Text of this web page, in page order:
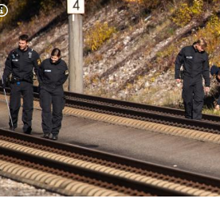
Untermenü
Untermenü
Untermenü
Untermenü
Untermenü
Copyright-Hinweis öffnen/schließen